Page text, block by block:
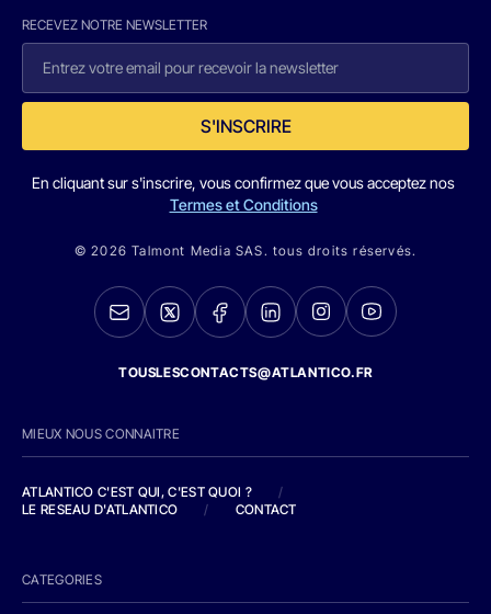
RECEVEZ NOTRE NEWSLETTER
S'INSCRIRE
En cliquant sur s'inscrire, vous confirmez que vous acceptez nos
Termes et Conditions
© 2026 Talmont Media SAS. tous droits réservés.
TOUSLESCONTACTS@ATLANTICO.FR
MIEUX NOUS CONNAITRE
ATLANTICO C'EST QUI, C'EST QUOI ?
/
LE RESEAU D'ATLANTICO
/ CONTACT
CATEGORIES